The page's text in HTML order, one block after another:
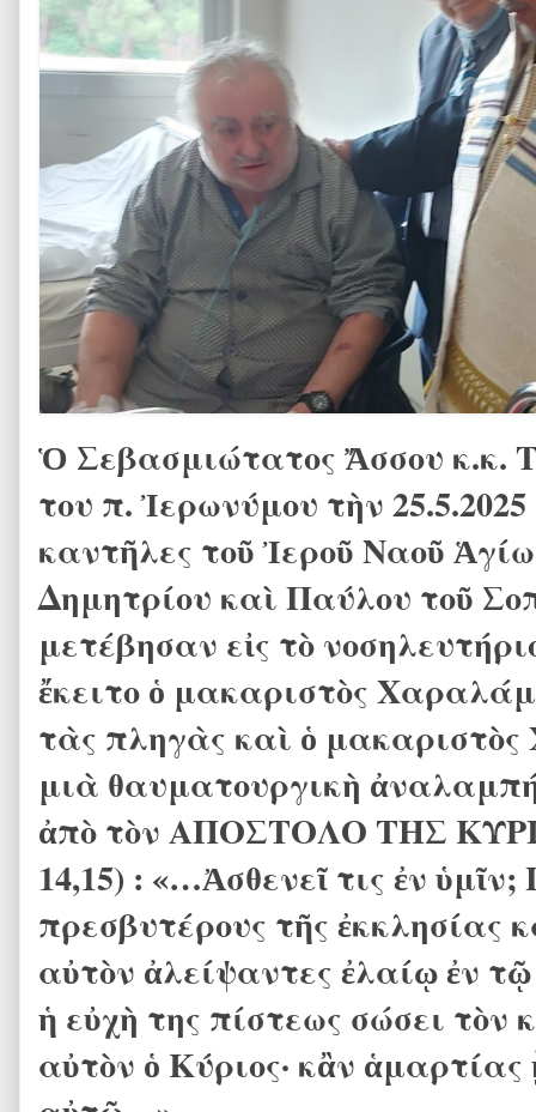
Ὁ Σεβασμιώτατος Ἄσσου κ.κ.
του π. Ἰερωνύμου τὴν
καντῆλες τοῦ Ἰεροῦ Ναοῦ
Δημητρίου καὶ Παύλου τοῦ
μετέβησαν εἰς τὸ
ἔκειτο ὁ μακαριστὸς
τὰς πληγὰς καὶ ὁ
μιὰ θαυματουργικὴ
ἀπὸ τὸν ΑΠΟΣΤΟΛΟ ΤΗΣ
14,15) : «…Ἀσθενεῖ τις ἐν
πρεσβυτέρους τῆς ἐκκλησίας
αὐτὸν ἀλείψαντες ἐλαίῳ ἐν
ἡ εὐχὴ της πίστεως σώσει τὸν
αὐτὸν ὁ Κύριος· κἂν